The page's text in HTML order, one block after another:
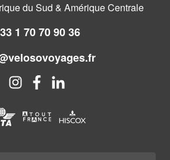
du Sud & Amérique Centrale
1 70 70 90 36